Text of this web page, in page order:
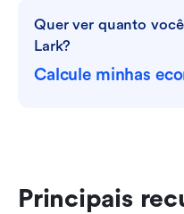
Quer ver quanto
Lark?
Calcule minhas
Principais